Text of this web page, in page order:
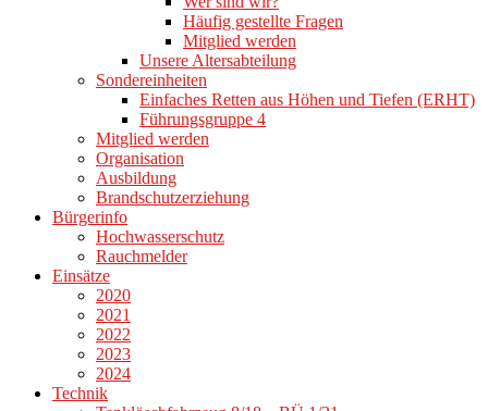
Häufig gestellte Fragen
Mitglied werden
Unsere Altersabteilung
Sondereinheiten
Einfaches Retten aus Höhen und Tiefen (ERHT)
Führungsgruppe 4
Mitglied werden
Organisation
Ausbildung
Brandschutzerziehung
Bürgerinfo
Hochwasserschutz
Rauchmelder
Einsätze
2020
2021
2022
2023
2024
Technik